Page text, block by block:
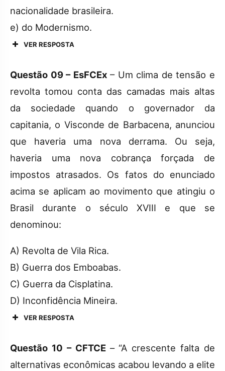
nacionalidade brasileira.
e) do Modernismo.
VER RESPOSTA
Questão 09 – EsFCEx– Um clima de tensão e
revolta tomou conta das camadas mais altas
da sociedade quando o governador da
capitania, o Visconde de Barbacena, anunciou
que haveria uma nova derrama. Ou seja,
haveria uma nova cobrança forçada de
impostos atrasados. Os fatos do enunciado
acima se aplicam ao movimento que atingiu o
Brasil durante o século XVIII e que se
denominou:
A) Revolta de Vila Rica.
B) Guerra dos Emboabas.
C) Guerra da Cisplatina.
D) Inconfidência Mineira.
VER RESPOSTA
Questão 10 – CFTCE – “A crescente falta de
alternativas econômicas acabou levando a elite